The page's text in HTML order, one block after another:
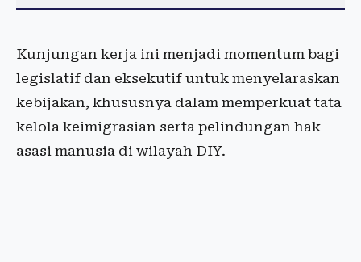
Kunjungan kerja ini menjadi momentum bagi
legislatif dan eksekutif untuk menyelaraskan
kebijakan, khususnya dalam memperkuat tata
kelola keimigrasian serta pelindungan hak
asasi manusia di wilayah DIY.